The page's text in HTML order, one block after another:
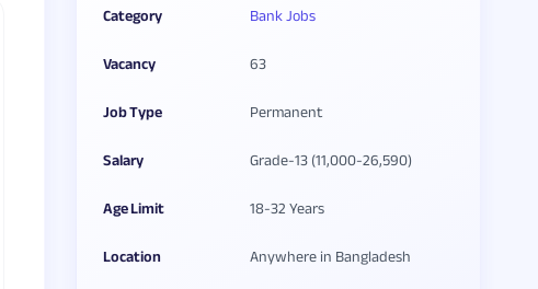
Category
Bank Jobs
Vacancy
63
Job Type
Permanent
Salary
Grade-13 (11,000-26,590)
Age Limit
18-32 Years
Location
Anywhere in Bangladesh